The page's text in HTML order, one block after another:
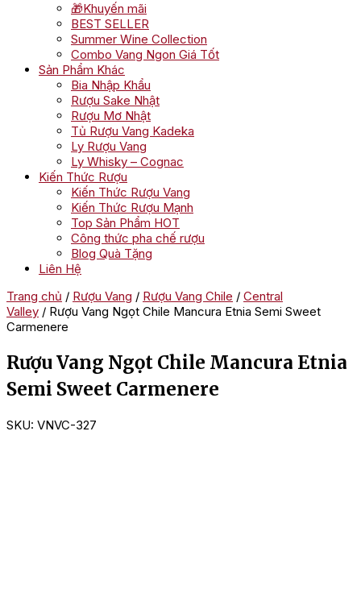
🎁Khuyến mãi
BEST SELLER
Summer Wine Collection
Combo Vang Ngon Giá Tốt
Sản Phẩm Khác
Bia Nhập Khẩu
Rượu Sake Nhật
Rượu Mơ Nhật
Tủ Rượu Vang Kadeka
Ly Rượu Vang
Ly Whisky – Cognac
Kiến Thức Rượu
Kiến Thức Rượu Vang
Kiến Thức Rượu Mạnh
Top Sản Phẩm HOT
Công thức pha chế rượu
Blog Quà Tặng
Liên Hệ
Trang chủ / Rượu Vang / Rượu Vang Chile / Central
Valley / Rượu Vang Ngọt Chile Mancura Etnia Semi Sweet
Carmenere
Rượu Vang Ngọt Chile Mancura Etnia
Semi Sweet Carmenere
SKU: VNVC-327